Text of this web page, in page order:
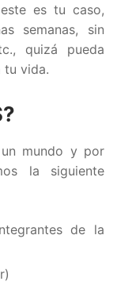
es tu caso,
semanas, sin
quizá pueda
tu vida.
mundo y por
la siguiente
de la